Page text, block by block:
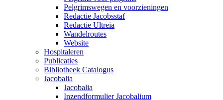
Pelgrimswegen en voorzieningen
Redactie Jacobsstaf
Redactie Ultreia
Wandelroutes
Website
Hospitaleren
Publicaties
Bibliotheek Catalogus
Jacobalia
Jacobalia
Inzendformulier Jacobalium